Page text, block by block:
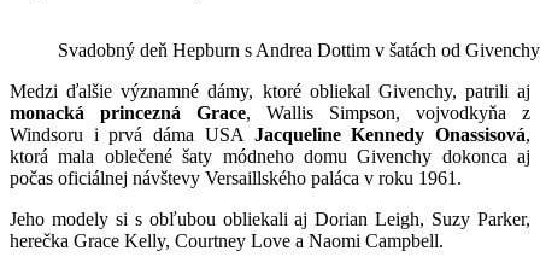
Svadobný deň Hepburn s Andrea Dottim v šatách od
Medzi ďalšie významné dámy, ktoré obliekal Givenchy, patrili aj
monacká princezná Grace, Wallis Simpson, vojvodkyňa z
Windsoru i prvá dáma USA Jacqueline Kennedy Onassisová,
ktorá mala oblečené šaty módneho domu Givenchy dokonca aj
počas oficiálnej návštevy Versaillského paláca v roku 1961.
Jeho modely si s obľubou obliekali aj Dorian Leigh, Suzy Parker,
herečka Grace Kelly, Courtney Love a Naomi Campbell.